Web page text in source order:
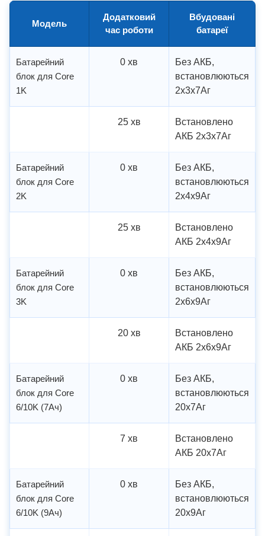
Модель
Додатковий
час роботи
Вбудовані
батареї
Батарейний
блок для Core
1K
0 хв
Без АКБ,
встановлюються
2х3х7Аг
25 хв
Встановлено
АКБ 2х3х7Аг
Батарейний
блок для Core
2K
0 хв
Без АКБ,
встановлюються
2х4х9Аг
25 хв
Встановлено
АКБ 2х4х9Аг
Батарейний
блок для Core
3K
0 хв
Без АКБ,
встановлюються
2х6х9Аг
20 хв
Встановлено
АКБ 2х6х9Аг
Батарейний
блок для Core
6/10K (7Ач)
0 хв
Без АКБ,
встановлюються
20х7Аг
7 хв
Встановлено
АКБ 20х7Аг
Батарейний
блок для Core
6/10K (9Ач)
0 хв
Без АКБ,
встановлюються
20х9Аг